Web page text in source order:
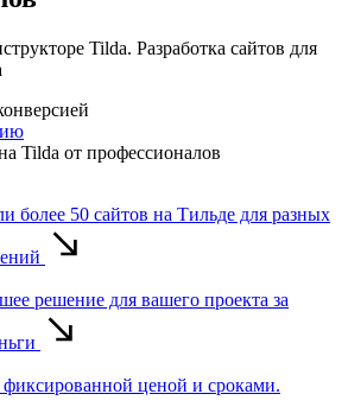
Tilda. Разработка сайтов для
более 50 сайтов на Тильде для разных
решение для вашего проекта за
фиксированной ценой и сроками.